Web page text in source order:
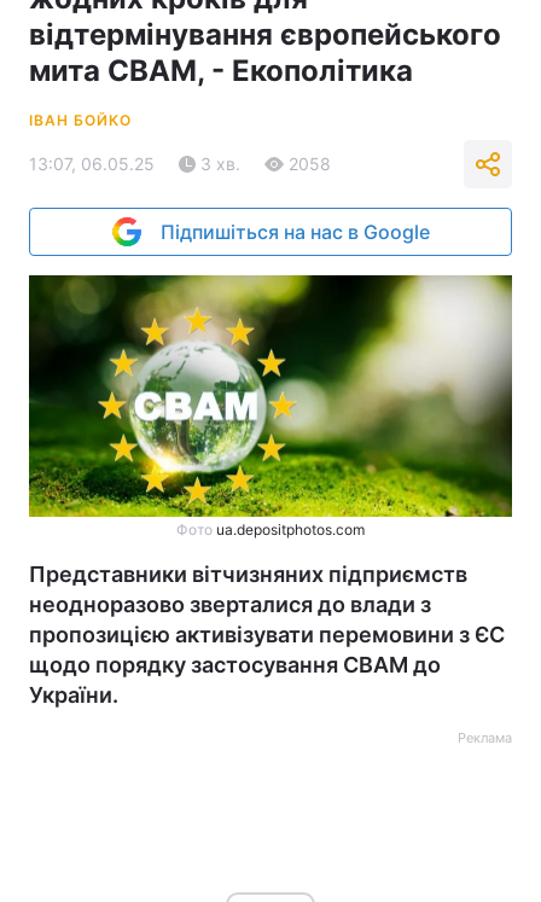
відтермінування європейського
мита СВАМ, - Екополітика
ІВАН БОЙКО
13:07, 06.05.25 3 хв. 2058
Підпишіться на нас в Google
Фото ua.depositphotos.com
Представники вітчизняних підприємств
неодноразово зверталися до влади з
пропозицією активізувати перемовини з ЄС
щодо порядку застосування СВАМ до
України.
Реклама